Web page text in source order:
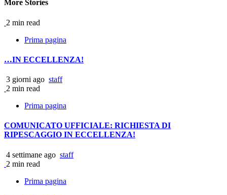
More Stories
2 min read
Prima pagina
…IN ECCELLENZA!
3 giorni ago staff
2 min read
Prima pagina
COMUNICATO UFFICIALE: RICHIESTA DI
RIPESCAGGIO IN ECCELLENZA!
4 settimane ago staff
2 min read
Prima pagina